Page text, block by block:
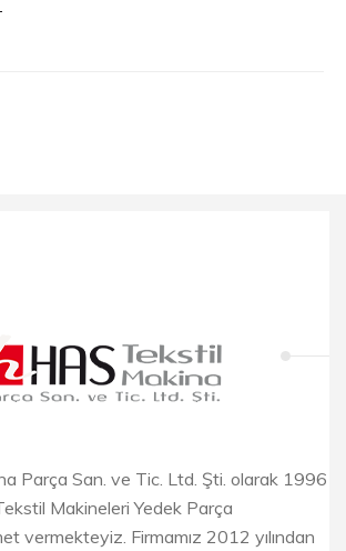
Parça San. ve Tic. Ltd. Şti. olarak 1996
Makineleri Yedek Parça
vermekteyiz. Firmamız 2012 yılından